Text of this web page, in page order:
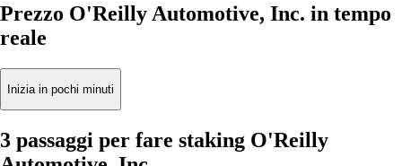
Prezzo O'Reilly Automotive, Inc. in tempo
reale
Inizia in pochi minuti
3 passaggi per fare staking O'Reilly